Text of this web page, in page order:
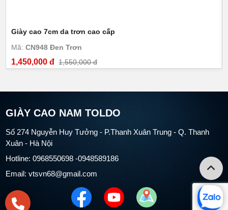
Giày cao 7cm da trơn cao cấp
Mã:CN948 Đen Trơn
1,450,000 đ 1,550,000 đ
GIÀY CAO NAM TOLDO
Số 274 Nguyễn Huy Tưởng - P.Thanh Xuân Trung - Q. Thanh
Xuân - Hà Nội
Hotline: 0968550698 -0948589186
Email: vtsvn68@gmail.com